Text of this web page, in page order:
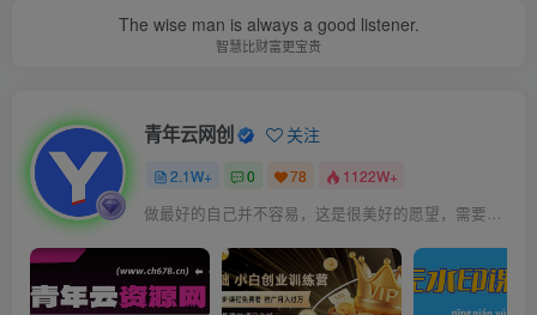
The wise man is always a good listener.
智慧比财富更宝贵
青年云网创 关注
2.1W+ 0 78 1122W+
做最好的自己并不容易，这是很美好的愿望，需要耐心、坚持和毅力